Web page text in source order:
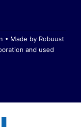
• Made by Robuust
and used